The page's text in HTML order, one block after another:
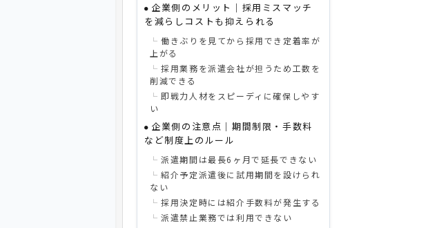
企業側のメリット｜採用ミスマッチ
を減らしコストも抑えられる
働きぶりを見てから採用でき定着率が
上がる
採用業務を派遣会社が担うため工数を
削減できる
即戦力人材をスピーディに確保しやす
い
企業側の注意点｜期間制限・手数料
など制度上のルール
派遣期間は最長6ヶ月で延長できない
紹介予定派遣後に試用期間を設けられ
ない
採用決定時には紹介手数料が発生する
派遣禁止業務では利用できない